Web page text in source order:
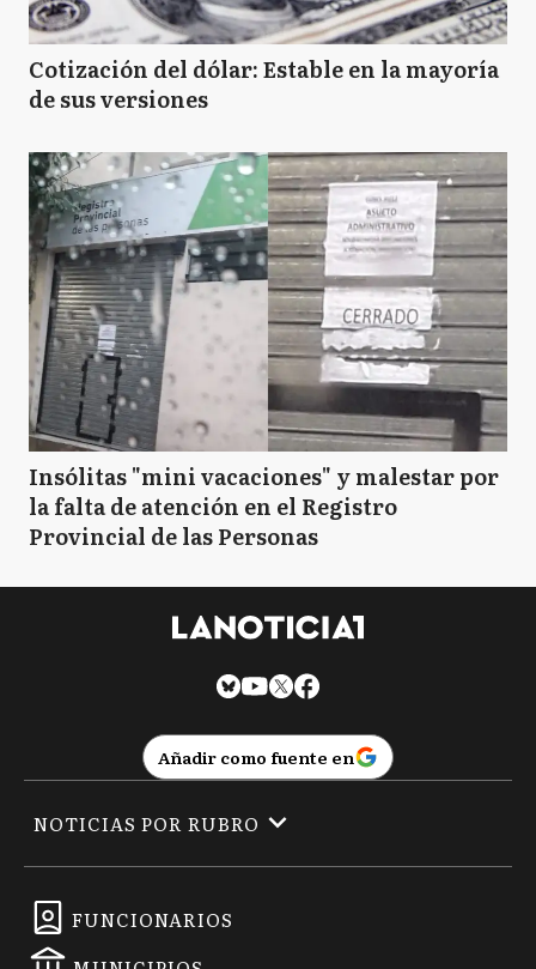
Cotización del dólar: Estable en la mayoría
de sus versiones
Insólitas "mini vacaciones" y malestar por
la falta de atención en el Registro
Provincial de las Personas
Añadir como fuente en
FUNCIONARIOS
NOTICIAS POR RUBRO